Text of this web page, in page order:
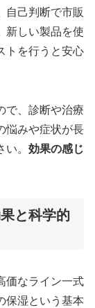
自己判断で市販
新しい製品を使
トを行うと安心
で、診断や治療
悩みや症状が長
。 効果の感じ
と科学的
価なライン一式
保湿という基本